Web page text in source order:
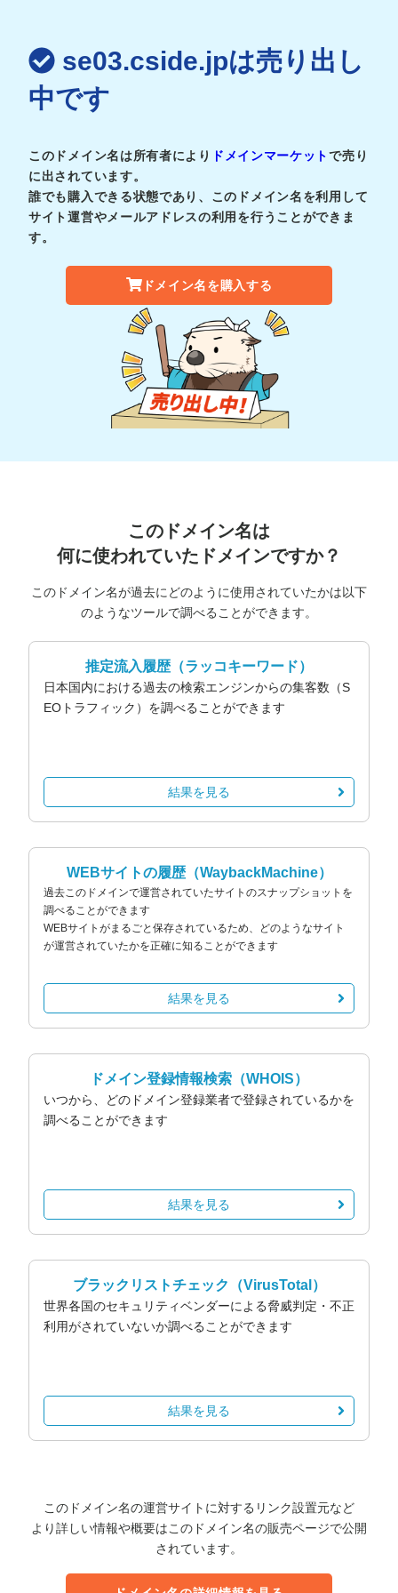
se03.cside.jpは売り出し
中です
このドメイン名は所有者により ドメインマーケットで売り
に出されています。
誰でも購入できる状態であり、このドメイン名を利用して
サイト運営やメールアドレスの利用を行うことができま
す。
ドメイン名を購入する
このドメイン名は
何に使われていたドメインですか？
このドメイン名が過去にどのように使用されていたかは以下
のようなツールで調べることができます。
推定流入履歴（ラッコキーワード）
日本国内における過去の検索エンジンからの集客数（S
EOトラフィック）を調べることができます
結果を見る
WEBサイトの履歴（WaybackMachine）
過去このドメインで運営されていたサイトのスナップショットを
調べることができます
WEBサイトがまるごと保存されているため、どのようなサイト
が運営されていたかを正確に知ることができます
結果を見る
ドメイン登録情報検索 （WHOIS）
いつから、どのドメイン登録業者で登録されているかを
調べることができます
結果を見る
ブラックリストチェック （VirusTotal）
世界各国のセキュリティベンダーによる脅威判定・不正
利用がされていないか調べることができます
結果を見る
このドメイン名の運営サイトに対するリンク設置元など
より詳しい情報や概要はこのドメイン名の販売ページで公開
されています。